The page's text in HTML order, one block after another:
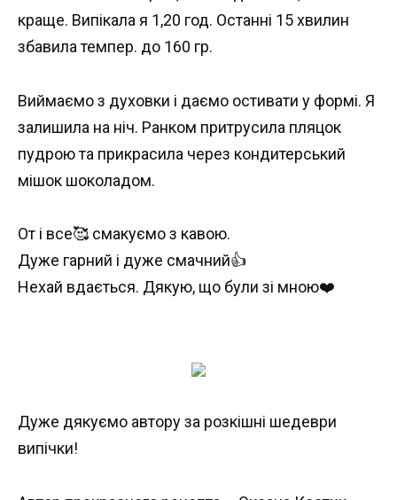
краще. Випікала я 1,20 год. Останні 15 хвилин
збавила темпер. до 160 гр.
Виймаємо з духовки і даємо остивати у формі. Я
залишила на ніч. Ранком притрусила пляцок
пудрою та прикрасила через кондитерський
мішок шоколадом.
От і все🥰 смакуємо з кавою.
Дуже гарний і дуже смачний👍
Нехай вдається. Дякую, що були зі мною❤️
Дуже дякуємо автору за розкішні шедеври
випічки!